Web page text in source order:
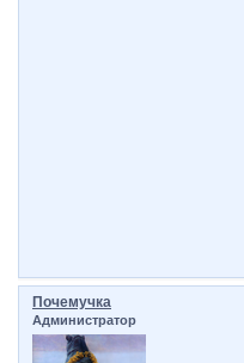
Почемучка
Администратор